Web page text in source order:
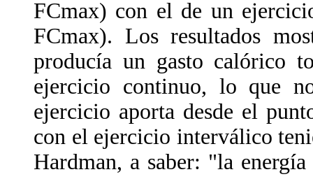
FCmax) con el de un
FCmax). Los resultados
producía un gasto calórico
ejercicio continuo, lo que
ejercicio aporta desde el
con el ejercicio interválico
Hardman, a saber: "la